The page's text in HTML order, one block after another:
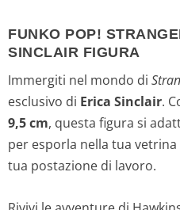
FUNKO POP!
SINCLAIR FIGURA
Immergiti nel mondo di
esclusivo di Erica Sinclair.
9,5 cm, questa figura si
per esporla nella tua
tua postazione di lavoro.